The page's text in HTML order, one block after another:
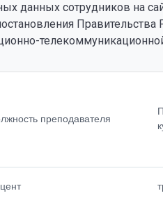
данных сотрудников на
я,
преподавателя